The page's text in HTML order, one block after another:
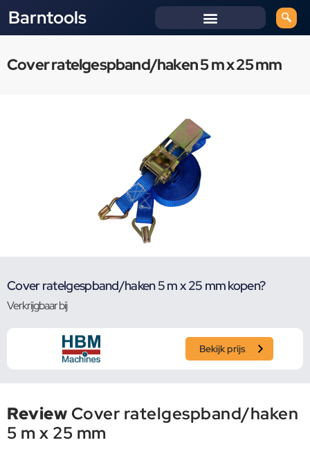
Barntools
Cover ratelgespband/haken 5 m x 25 mm
Cover ratelgespband/haken 5 m x 25 mm kopen?
Verkrijgbaar bij
Bekijk prijs
Review Cover ratelgespband/haken
5 m x 25 mm